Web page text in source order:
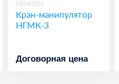
03/04/2023
Кран-манипулятор
НГМК-3
Договорная цена